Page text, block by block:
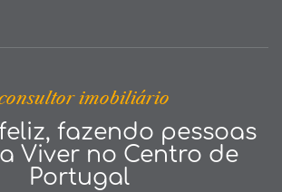
imobiliário
fazendo pessoas
Viver no Centro de
Portugal